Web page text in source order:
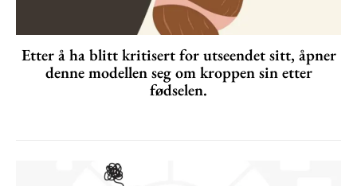
Etter å ha blitt kritisert for utseendet sitt, åpner
denne modellen seg om kroppen sin etter
fødselen.